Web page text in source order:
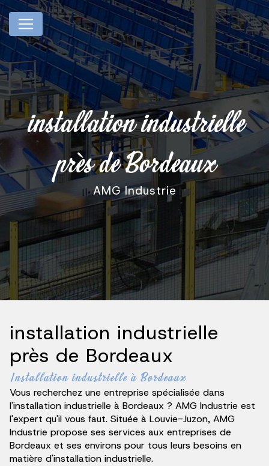
installation industrielle
près de Bordeaux
AMG Industrie
installation industrielle
près de Bordeaux
Installation industrielle à Bordeaux
Vous recherchez une entreprise spécialisée dans
l'installation industrielle à Bordeaux ? AMG Industrie est
l'expert qu'il vous faut. Située à Louvie-Juzon, AMG
Industrie propose ses services aux entreprises de
Bordeaux et ses environs pour tous leurs besoins en
matière d'installation industrielle.
Panneau de gestion des cookies